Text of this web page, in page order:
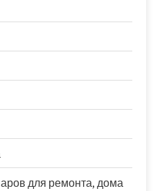
для ремонта, дома